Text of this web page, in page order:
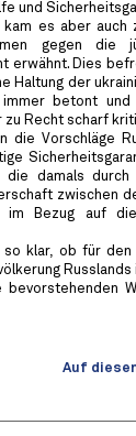
und
kam es aber
gegen die
erwähnt. Dies
Haltung der
betont
zu Recht scharf
die Vorschläge
damals
zwischen
im Bezug auf
so klar, ob für
bevorstehenden
Auf